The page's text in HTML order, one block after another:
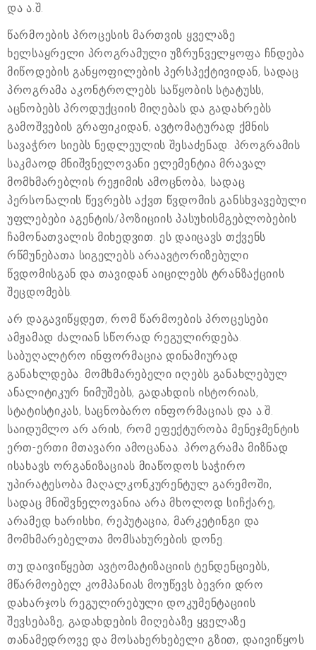
და ა.შ.
წარმოების პროცესის მართვის ყველაზე
ხელსაყრელი პროგრამული უზრუნველყოფა ჩნდება
მიწოდების განყოფილების პერსპექტივიდან, სადაც
პროგრამა აკონტროლებს საწყობის სტატუსს,
აცნობებს პროდუქციის მიღებას და გადახრებს
გამოშვების გრაფიკიდან, ავტომატურად ქმნის
სავაჭრო სიებს ნედლეულის შესაძენად. პროგრამის
საკმაოდ მნიშვნელოვანი ელემენტია მრავალ
მომხმარებლის რეჟიმის ამოცნობა, სადაც
პერსონალის წევრებს აქვთ წვდომის განსხვავებული
უფლებები აგენტის/პოზიციის პასუხისმგებლობების
ჩამონათვალის მიხედვით. ეს დაიცავს თქვენს
რწმუნებათა სიგელებს არაავტორიზებული
წვდომისგან და თავიდან აიცილებს ტრანზაქციის
შეცდომებს.
არ დაგავიწყდეთ, რომ წარმოების პროცესები
ამჟამად ძალიან სწორად რეგულირდება.
საბუღალტრო ინფორმაცია დინამიურად
განახლდება. მომხმარებელი იღებს განახლებულ
ანალიტიკურ ნიმუშებს, გადახდის ისტორიას,
სტატისტიკას, საცნობარო ინფორმაციას და ა.შ.
საიდუმლო არ არის, რომ ეფექტურობა მენეჯმენტის
ერთ-ერთი მთავარი ამოცანაა. პროგრამა მიზნად
ისახავს ორგანიზაციას მიაწოდოს საჭირო
უპირატესობა მაღალკონკურენტულ გარემოში,
სადაც მნიშვნელოვანია არა მხოლოდ სიჩქარე,
არამედ ხარისხი, რეპუტაცია, მარკეტინგი და
მომხმარებელთა მომსახურების დონე.
თუ დაივიწყებთ ავტომატიზაციის ტენდენციებს,
მწარმოებელ კომპანიას მოუწევს ბევრი დრო
დახარჯოს რეგულირებული დოკუმენტაციის
შევსებაზე, გადახდების მიღებაზე ყველაზე
თანამედროვე და მოსახერხებელი გზით, დაივიწყოს